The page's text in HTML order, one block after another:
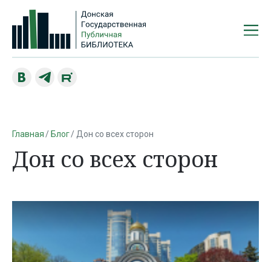
Главная Блог Дон со всех сторон
Дон со всех сторон